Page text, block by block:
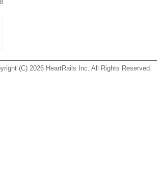
(C) 2026 HeartRails Inc. All Rights Reserved.